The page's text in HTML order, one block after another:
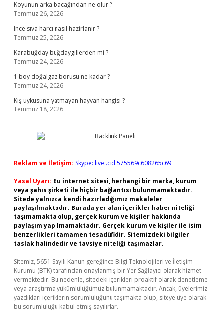
Koyunun arka bacağından ne olur ?
Temmuz 26, 2026
Ince sıva harcı nasıl hazirlanir ?
Temmuz 25, 2026
Karabuğday buğdaygillerden mi ?
Temmuz 24, 2026
1 boy doğalgaz borusu ne kadar ?
Temmuz 24, 2026
Kış uykusuna yatmayan hayvan hangisi ?
Temmuz 18, 2026
Reklam ve İletişim: Skype: live:.cid.575569c608265c69
Yasal Uyarı: Bu internet sitesi, herhangi bir marka, kurum
veya şahıs şirketi ile hiçbir bağlantısı bulunmamaktadır.
Sitede yalnızca kendi hazırladığımız makaleler
paylaşılmaktadır. Burada yer alan içerikler haber niteliği
taşımamakta olup, gerçek kurum ve kişiler hakkında
paylaşım yapılmamaktadır. Gerçek kurum ve kişiler ile isim
benzerlikleri tamamen tesadüfidir. Sitemizdeki bilgiler
taslak halindedir ve tavsiye niteliği taşımazlar.
Sitemiz, 5651 Sayılı Kanun gereğince Bilgi Teknolojileri ve İletişim
Kurumu (BTK) tarafından onaylanmış bir Yer Sağlayıcı olarak hizmet
vermektedir. Bu nedenle, sitedeki içerikleri proaktif olarak denetleme
veya araştırma yükümlülüğümüz bulunmamaktadır. Ancak, üyelerimiz
yazdıkları içeriklerin sorumluluğunu taşımakta olup, siteye üye olarak
bu sorumluluğu kabul etmiş sayılırlar.